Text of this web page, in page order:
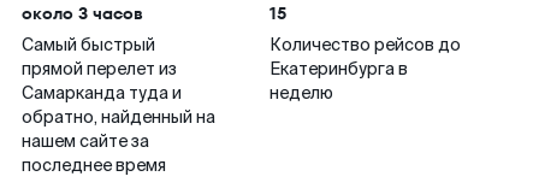
около 3 часов
Самый быстрый
прямой перелет из
Самарканда туда и
обратно, найденный на
нашем сайте за
последнее время
15
Количество рейсов до
Екатеринбурга в
неделю